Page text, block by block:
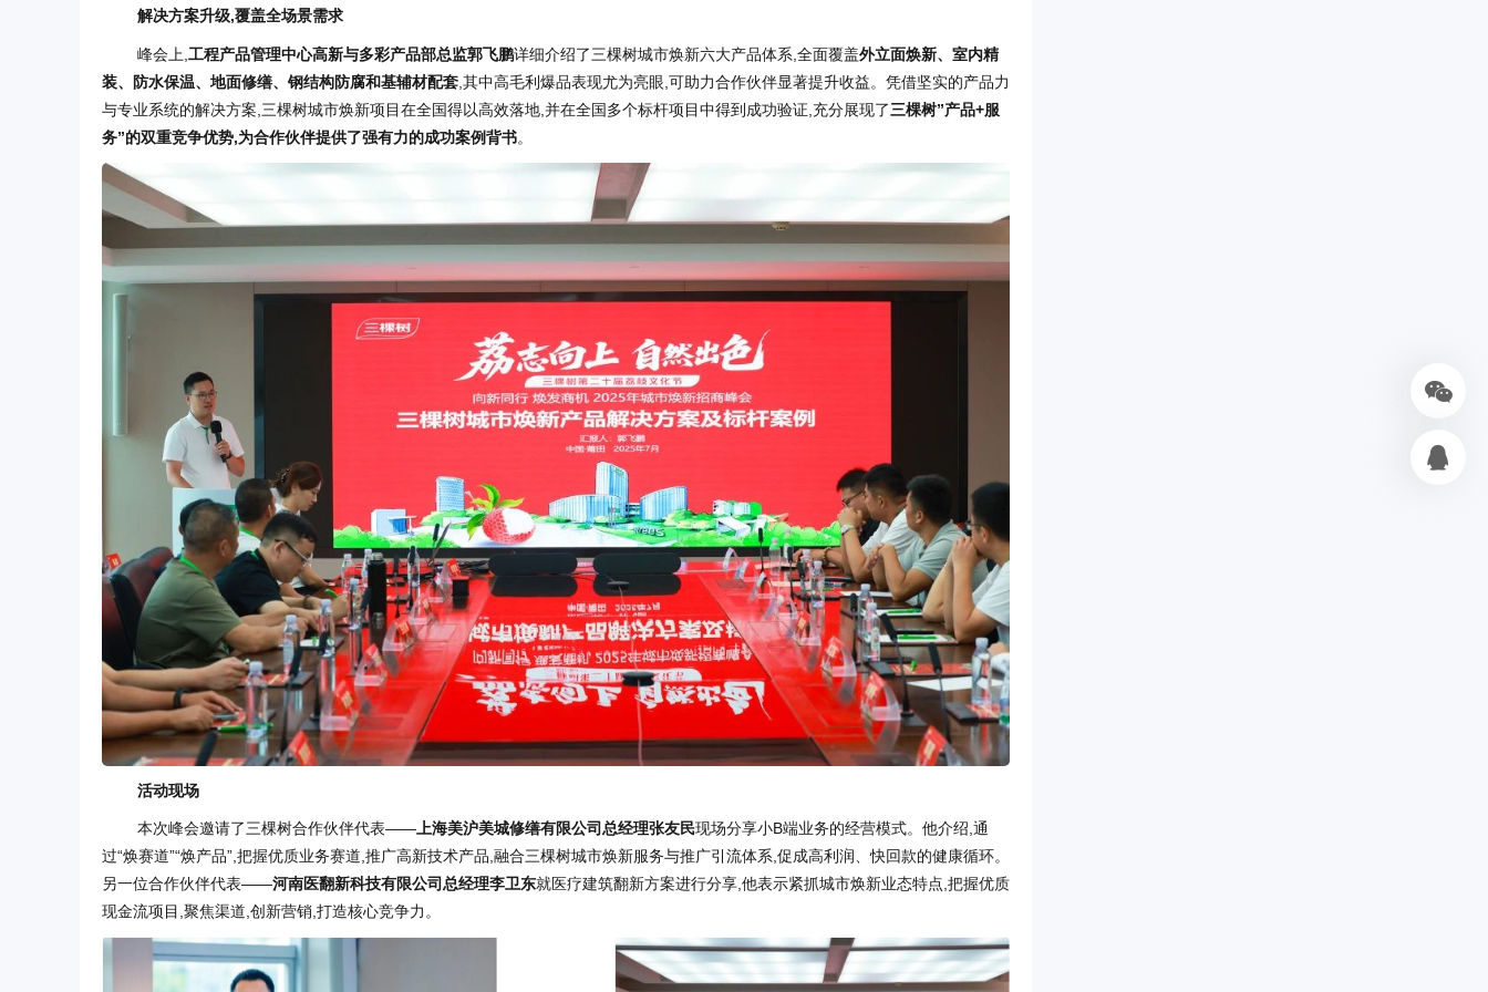
解决方案升级,覆盖全场景需求
峰会上, 工程产品管理中心高新与多彩产品部总监郭飞鹏详细介绍了三棵树城市焕新六大产品体系,全面覆盖外立面焕新、室内精
装、防水保温、地面修缮、钢结构防腐和基辅材配套 ,其中高毛利爆品表现尤为亮眼,可助力合作伙伴显著提升收益。凭借坚实的产品力
与专业系统的解决方案,三棵树城市焕新项目在全国得以高效落地,并在全国多个标杆项目中得到成功验证,充分展现了三棵树”产品+服
务”的双重竞争优势,为合作伙伴提供了强有力的成功案例背书。
活动现场
本次峰会邀请了三棵树合作伙伴代表——上海美沪美城修缮有限公司总经理张友民现场分享小B端业务的经营模式。他介绍,通
过“焕赛道”“焕产品”,把握优质业务赛道,推广高新技术产品,融合三棵树城市焕新服务与推广引流体系,促成高利润、快回款的健康循环。
另一位合作伙伴代表——河南医翻新科技有限公司总经理李卫东就医疗建筑翻新方案进行分享,他表示紧抓城市焕新业态特点,把握优质
现金流项目,聚焦渠道,创新营销,打造核心竞争力。